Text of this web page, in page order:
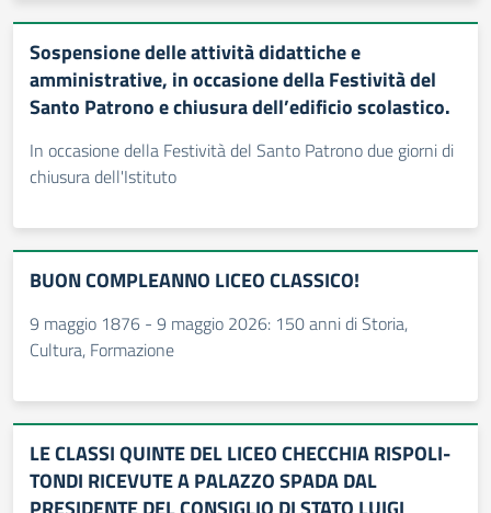
Sospensione delle attività didattiche e
amministrative, in occasione della Festività del
Santo Patrono e chiusura dell’edificio scolastico.
In occasione della Festività del Santo Patrono due giorni di
chiusura dell'Istituto
BUON COMPLEANNO LICEO CLASSICO!
9 maggio 1876 - 9 maggio 2026: 150 anni di Storia,
Cultura, Formazione
LE CLASSI QUINTE DEL LICEO CHECCHIA RISPOLI-
TONDI RICEVUTE A PALAZZO SPADA DAL